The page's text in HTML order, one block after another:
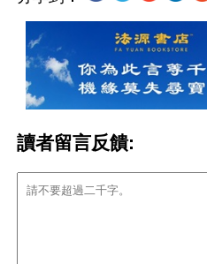
讀者留言反饋: